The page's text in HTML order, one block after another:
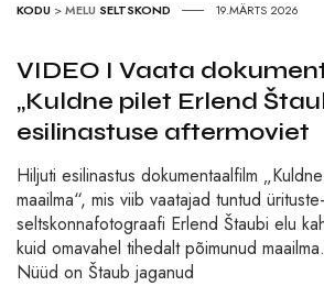
KODU >MELU SELTSKOND 19.MÄRTS 2026
VIDEO I Vaata
„Kuldne pilet Erlend
esilinastuse aftermoviet
Hiljuti esilinastus dokumentaalfilm
maailma“, mis viib vaatajad tuntud
seltskonnafotograafi Erlend Štaubi elu
kuid omavahel tihedalt põimunud
Nüüd on Štaub jaganud